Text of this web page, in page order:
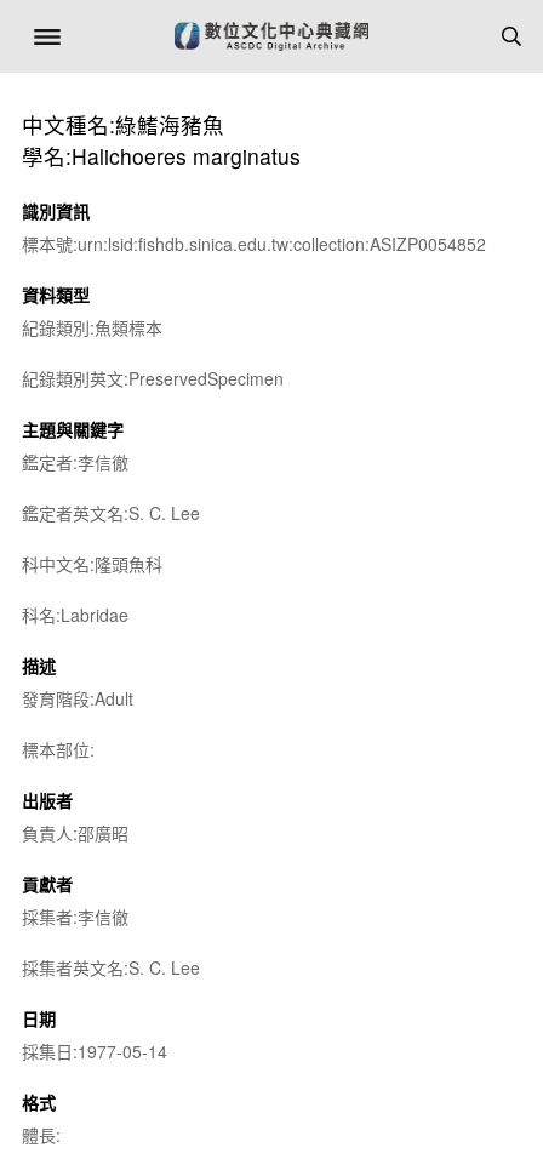
中文種名:綠鰭海豬魚
學名:Halichoeres marginatus
識別資訊
標本號:urn:lsid:fishdb.sinica.edu.tw:collection:ASIZP0054852
資料類型
紀錄類別:魚類標本
紀錄類別英文:PreservedSpecimen
主題與關鍵字
鑑定者:李信徹
鑑定者英文名:S. C. Lee
科中文名:隆頭魚科
科名:Labridae
描述
發育階段:Adult
標本部位:
出版者
負責人:邵廣昭
貢獻者
採集者:李信徹
採集者英文名:S. C. Lee
日期
採集日:1977-05-14
格式
體長: